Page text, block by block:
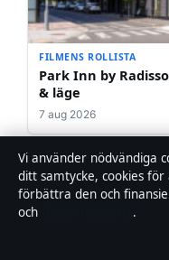
FILMENS ROLLISTA
Park Inn by
& läge
7 aug 2026
Vi använder nödvändiga
ditt samtycke, cookies
förbättra den och
och
.